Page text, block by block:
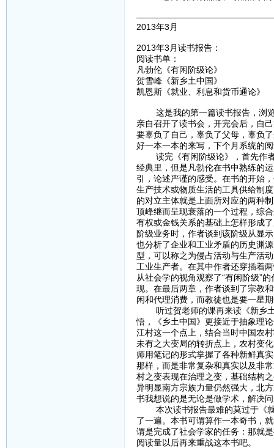
2013年3月
2013年3月读书报告：
阅读书单：
凡勃伦《有闲阶级论》
贺雪峰《新乡土中国》
凯恩斯《就业、利息和货币通论》
这是我的第一篇读书报告，浏览
亲自召开了读书会，开完会后，自
要辜负了自己，辜负了父母，辜负
好一本一本的来写，下个月系统的
读完《有闲阶级论》，首先作者
经典里，但是凡勃伦在书中熟练的
引，论述严谨的感受。在书的开始
生产技术或物质生活的工具供给制
的对立主体就是上面所对应的两种
顶峰继而呈现衰落的一个过程，综
有权或金钱关系的基础上怎样形成
阶级业务时，作者谈到该阶级从显
也分析了企业和工业矛盾的历史渊
型，可以称之为侵占活动与生产活
工业生产者。在其中作者还穿插着
从社会学的视角观察了“有闲阶级”
现。在最后两章，作者谈到了宗教
闲和代理消费，而教徒也是要一星
听过贺老师的课再来读《新乡土
悟，《乡土中国》更接近于抽象理
江村这一个点上，结合当时中国农
未有之大变局的转折点上，农村变
师用笔记的形式掌握了各种新鲜真
那样，而是非常复杂和真实以及非
村之变表现在治理之变，基础结构
异明显南方宗族力量仍然强大，北
书我想说的是无论是做学术，解决
本次读书报告最难的莫过于《就
了一遍。本书可谓算作一本奇书，
谓是完成了社会学家的任务：那就
阅读量以后再来重战这本书吧。